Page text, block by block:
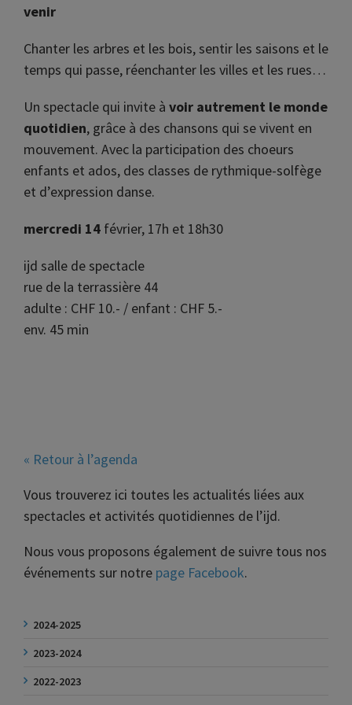
venir
Chanter les arbres et les bois, sentir les saisons et le
temps qui passe, réenchanter les villes et les rues…
Un spectacle qui invite à voir autrement le monde
quotidien, grâce à des chansons qui se vivent en
mouvement. Avec la participation des choeurs
enfants et ados, des classes de rythmique-solfège
et d’expression danse.
mercredi 14 février, 17h et 18h30
ijd salle de spectacle
rue de la terrassière 44
adulte : CHF 10.- / enfant : CHF 5.-
env. 45 min
« Retour à l’agenda
Vous trouverez ici toutes les actualités liées aux
spectacles et activités quotidiennes de l’ijd.
Nous vous proposons également de suivre tous nos
événements sur notre page Facebook.
2024-2025
2023-2024
2022-2023